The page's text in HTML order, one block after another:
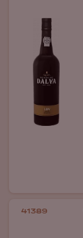
41389